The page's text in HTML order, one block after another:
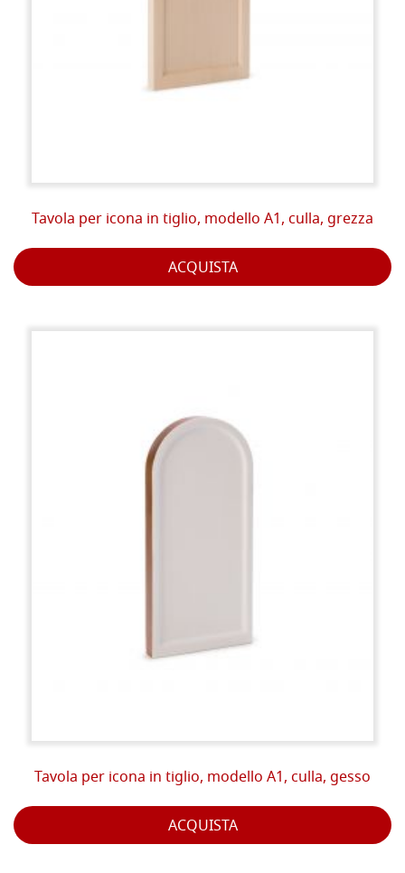
Tavola per icona in tiglio, modello A1, culla, grezza
ACQUISTA
Tavola per icona in tiglio, modello A1, culla, gesso
ACQUISTA